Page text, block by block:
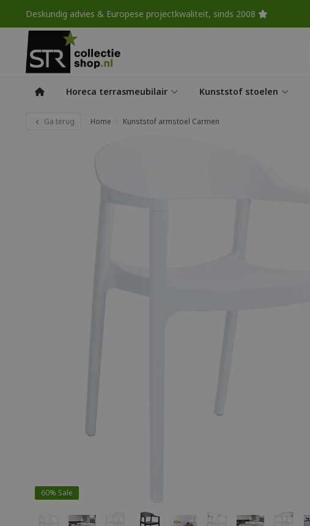
Deskundig advies & Europese projectkwaliteit, sinds 2008
Horeca terrasmeubilair Kunststof stoelen
Ga terug Home Kunststof armstoel Carmen
60% Sale